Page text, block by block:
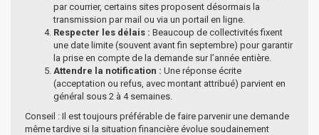
par courrier, certains sites proposent désormais la
transmission par mail ou via un portail en ligne.
Respecter les délais : Beaucoup de collectivités fixent
une date limite (souvent avant fin septembre) pour garantir
la prise en compte de la demande sur l’année entière.
Attendre la notification : Une réponse écrite
(acceptation ou refus, avec montant attribué) parvient en
général sous 2 à 4 semaines.
Conseil : Il est toujours préférable de faire parvenir une demande
même tardive si la situation financière évolue soudainement